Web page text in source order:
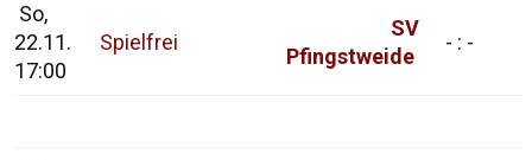
So,
22.11.
17:00
Spielfrei
SV
Pfingstweide
- : -